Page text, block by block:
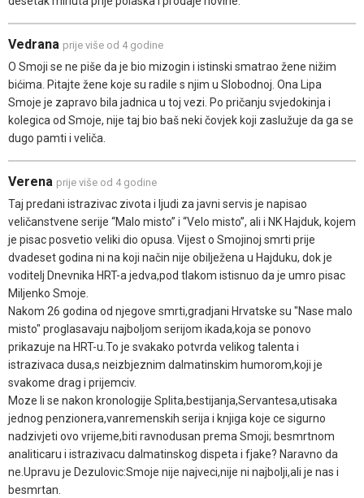
Vedrana prije više od 4 godine
O Smoji se ne piše da je bio mizogin i istinski smatrao žene nižim
bićima. Pitajte žene koje su radile s njim u Slobodnoj. Ona Lipa
Smoje je zapravo bila jadnica u toj vezi. Po pričanju svjedokinja i
kolegica od Smoje, nije taj bio baš neki čovjek koji zaslužuje da ga se
dugo pamti i veliča.
Verena prije više od 4 godine
Taj predani istrazivac zivota i ljudi za javni servis je napisao
veličanstvene serije “Malo misto” i “Velo misto”, ali i NK Hajduk, kojem
je pisac posvetio veliki dio opusa. Vijest o Smojinoj smrti prije
dvadeset godina ni na koji način nije obilježena u Hajduku, dok je
voditelj Dnevnika HRT-a jedva,pod tlakom istisnuo da je umro pisac
Miljenko Smoje.
Nakom 26 godina od njegove smrti,gradjani Hrvatske su "Nase malo
misto" proglasavaju najboljom serijom ikada,koja se ponovo
prikazuje na HRT-u.To je svakako potvrda velikog talenta i
istrazivaca dusa,s neizbjeznim dalmatinskim humorom,koji je
svakome drag i prijemciv.
Moze li se nakon kronologije Splita,bestijanja,Servantesa,utisaka
jednog penzionera,vanremenskih serija i knjiga koje ce sigurno
nadzivjeti ovo vrijeme,biti ravnodusan prema Smoji; besmrtnom
analiticaru i istrazivacu dalmatinskog dispeta i fjake? Naravno da
ne.Upravu je Dezulovic:Smoje nije najveci,nije ni najbolji,ali je nas i
besmrtan.